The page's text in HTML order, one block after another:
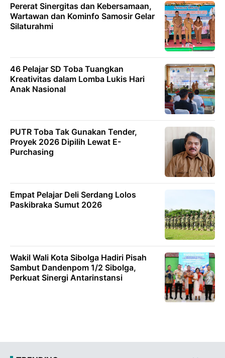
Pererat Sinergitas dan Kebersamaan,
Wartawan dan Kominfo Samosir Gelar
Silaturahmi
46 Pelajar SD Toba Tuangkan
Kreativitas dalam Lomba Lukis Hari
Anak Nasional
PUTR Toba Tak Gunakan Tender,
Proyek 2026 Dipilih Lewat E-
Purchasing
Empat Pelajar Deli Serdang Lolos
Paskibraka Sumut 2026
Wakil Wali Kota Sibolga Hadiri Pisah
Sambut Dandenpom 1/2 Sibolga,
Perkuat Sinergi Antarinstansi